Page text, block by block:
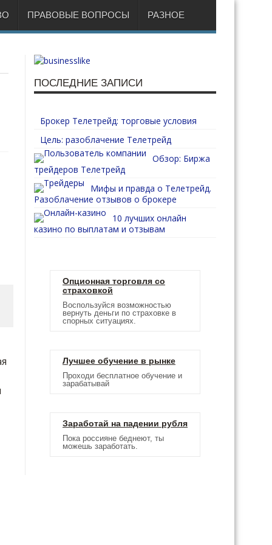
ПРАВОВЫЕ ВОПРОСЫ РАЗНОЕ
ПОСЛЕДНИЕ ЗАПИСИ
Брокер Телетрейд: торговые условия
Цель: разоблачение Телетрейд
Обзор: Биржа
трейдеров Телетрейд
Мифы и правда о Телетрейд.
Разоблачение отзывов о брокере
10 лучших онлайн
казино по выплатам и отзывам
Опционная торговля со
страховкой
Воспользуйся возможностью
вернуть деньги по страховке в
спорных ситуациях.
Лучшее обучение в рынке
Проходи бесплатное обучение и
зарабатывай
Заработай на падении рубля
Пока россияне беднеют, ты
можешь заработать.